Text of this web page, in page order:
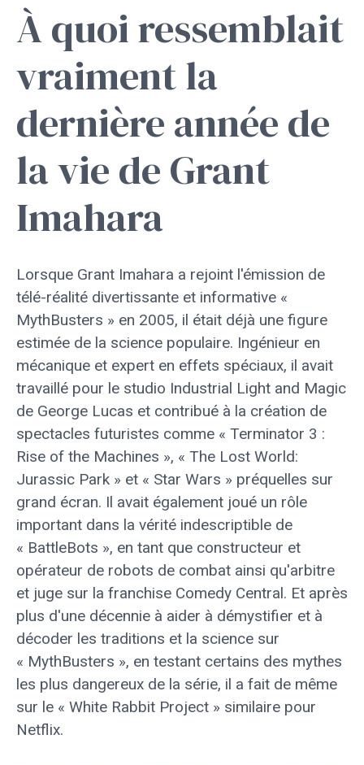
À quoi ressemblait
vraiment la
dernière année de
la vie de Grant
Imahara
Lorsque Grant Imahara a rejoint l'émission de
télé-réalité divertissante et informative «
MythBusters » en 2005, il était déjà une figure
estimée de la science populaire. Ingénieur en
mécanique et expert en effets spéciaux, il avait
travaillé pour le studio Industrial Light and Magic
de George Lucas et contribué à la création de
spectacles futuristes comme « Terminator 3 :
Rise of the Machines », « The Lost World:
Jurassic Park » et « Star Wars » préquelles sur
grand écran. Il avait également joué un rôle
important dans la vérité indescriptible de
« BattleBots », en tant que constructeur et
opérateur de robots de combat ainsi qu'arbitre
et juge sur la franchise Comedy Central. Et après
plus d'une décennie à aider à démystifier et à
décoder les traditions et la science sur
« MythBusters », en testant certains des mythes
les plus dangereux de la série, il a fait de même
sur le « White Rabbit Project » similaire pour
Netflix.